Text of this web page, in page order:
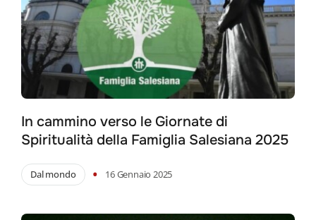
In cammino verso le Giornate di
Spiritualità della Famiglia Salesiana 2025
Dal mondo • 16 Gennaio 2025